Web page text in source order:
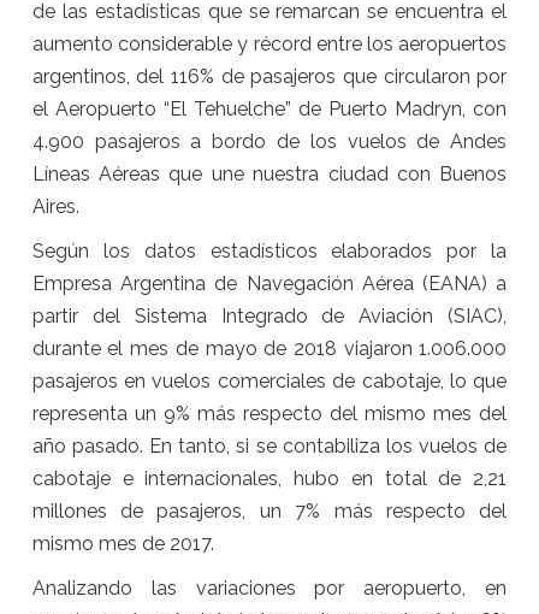
de las estadísticas que se remarcan se encuentra el
aumento considerable y récord entre los aeropuertos
argentinos, del 116% de pasajeros que circularon por
el Aeropuerto “El Tehuelche” de Puerto Madryn, con
4.900 pasajeros a bordo de los vuelos de Andes
Líneas Aéreas que une nuestra ciudad con Buenos
Aires.
Según los datos estadísticos elaborados por la
Empresa Argentina de Navegación Aérea (EANA) a
partir del Sistema Integrado de Aviación (SIAC),
durante el mes de mayo de 2018 viajaron 1.006.000
pasajeros en vuelos comerciales de cabotaje, lo que
representa un 9% más respecto del mismo mes del
año pasado. En tanto, si se contabiliza los vuelos de
cabotaje e internacionales, hubo en total de 2,21
millones de pasajeros, un 7% más respecto del
mismo mes de 2017.
Analizando las variaciones por aeropuerto, en